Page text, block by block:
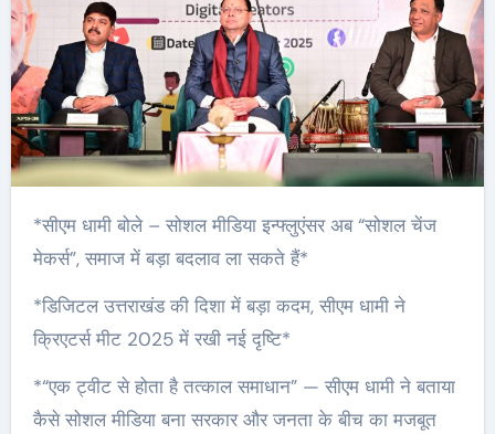
*सीएम धामी बोले – सोशल मीडिया इन्फ्लुएंसर अब “सोशल चेंज
मेकर्स”, समाज में बड़ा बदलाव ला सकते हैं*
*डिजिटल उत्तराखंड की दिशा में बड़ा कदम, सीएम धामी ने
क्रिएटर्स मीट 2025 में रखी नई दृष्टि*
*“एक ट्वीट से होता है तत्काल समाधान” — सीएम धामी ने बताया
कैसे सोशल मीडिया बना सरकार और जनता के बीच का मजबूत